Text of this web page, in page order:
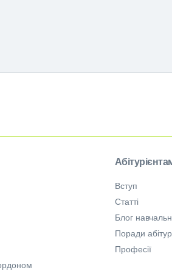
Вступ
Статті
Блог
Поради
Професії